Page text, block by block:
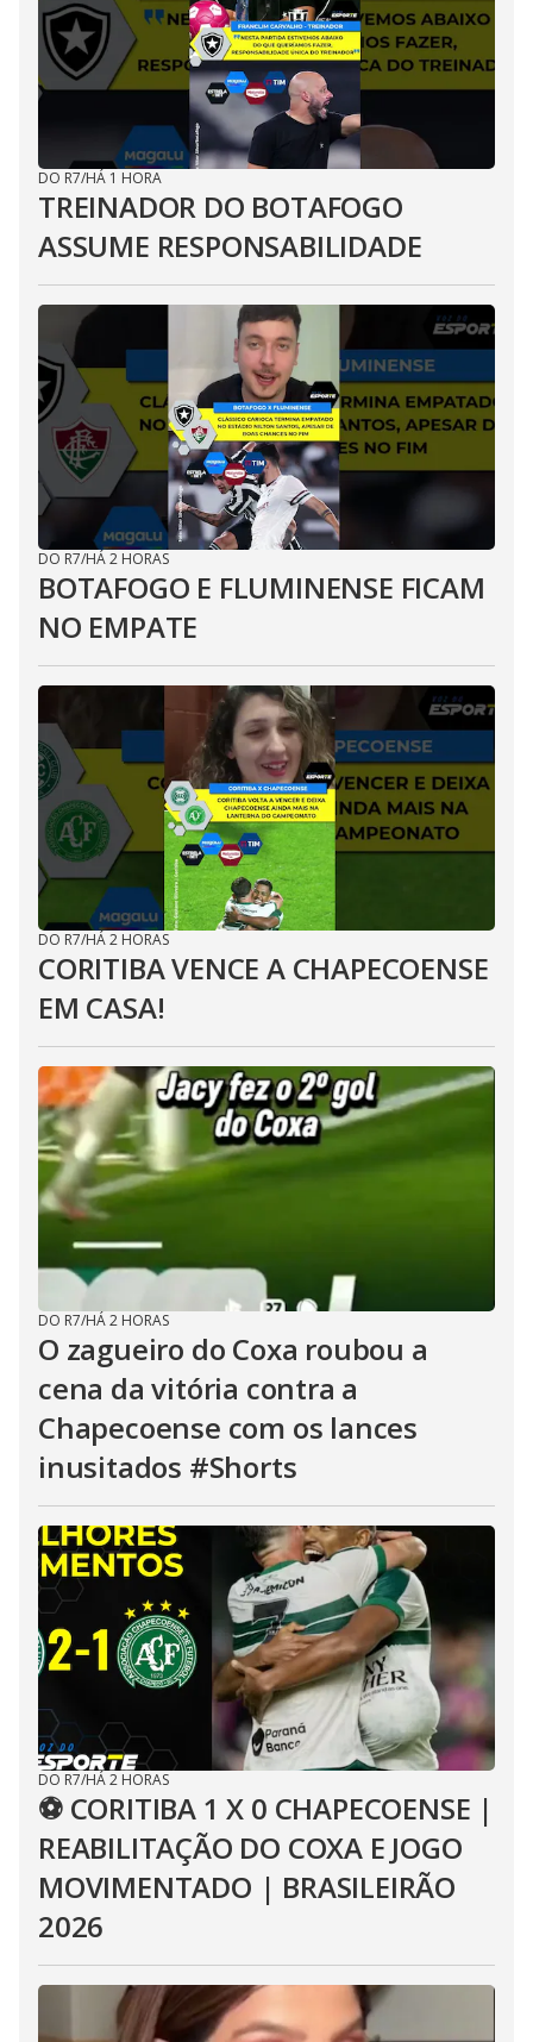
DO R7/HÁ 1 HORA
TREINADOR DO BOTAFOGO
ASSUME RESPONSABILIDADE
DO R7/HÁ 2 HORAS
BOTAFOGO E FLUMINENSE FICAM
NO EMPATE
DO R7/HÁ 2 HORAS
CORITIBA VENCE A CHAPECOENSE
EM CASA!
DO R7/HÁ 2 HORAS
O zagueiro do Coxa roubou a
cena da vitória contra a
Chapecoense com os lances
inusitados #Shorts
DO R7/HÁ 2 HORAS
⚽ CORITIBA 1 X 0 CHAPECOENSE |
REABILITAÇÃO DO COXA E JOGO
MOVIMENTADO | BRASILEIRÃO
2026